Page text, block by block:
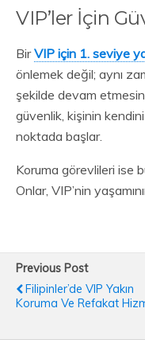
VIP’ler İçin
BirVIP için 1. seviye
önlemek değil; aynı
şekilde devam
güvenlik, kişinin
noktada başlar.
Koruma görevlileri ise
Onlar, VIP’nin
Previous Post
Filipinler’de VIP Yakın
Koruma Ve Refakat